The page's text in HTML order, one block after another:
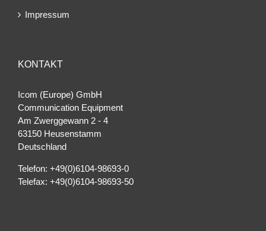
Impressum
KONTAKT
Icom (Europe) GmbH
Communication Equipment
Am Zwerggewann 2 ‐ 4
63150 Heusenstamm
Deutschland
Telefon: +49(0)6104-98693-0
Telefax: +49(0)6104-98693-50